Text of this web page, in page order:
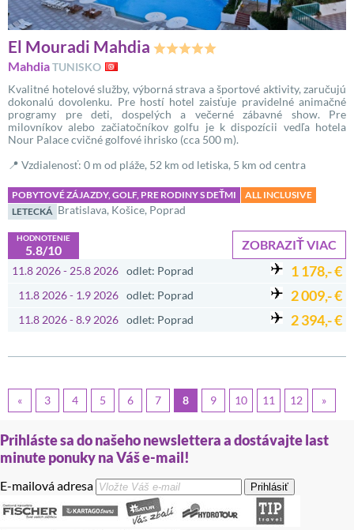
El Mouradi Mahdia
MahdiaTUNISKO
Kvalitné hotelové služby, výborná strava a športové aktivity, zaručujú
dokonalú dovolenku. Pre hostí hotel zaisťuje pravidelné animačné
programy pre deti, dospelých a večerné zábavné show. Pre
milovníkov alebo začiatočníkov golfu je k dispozícii vedľa hotela
Nour Palace cvičné golfové ihrisko (cca 500 m).
📍 Vzdialenosť: 0 m od pláže, 52 km od letiska, 5 km od centra
POBYTOVÉ ZÁJAZDY, GOLF, PRE RODINY S DEŤMI
ALL INCLUSIVE
LETECKÁ Bratislava, Košice, Poprad
ZOBRAZIŤ VIAC
HODNOTENIE
5.8/10
11.8 2026 - 25.8 2026 odlet: Poprad 1 178,- €
11.8 2026 - 1.9 2026 odlet: Poprad 2 009,- €
11.8 2026 - 8.9 2026 odlet: Poprad 2 394,- €
« 3 4 5 6 7 8 9 10 11 12 »
Prihláste sa do našeho newslettera a dostávajte last
minute ponuky na Váš e-mail!
E-mailová adresa Prihlásiť